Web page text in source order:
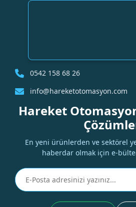
0542 158 68 26
info@hareketotomasyon.com
Hareket
En yeni ürünlerden ve sektörel
haberdar olmak için e-